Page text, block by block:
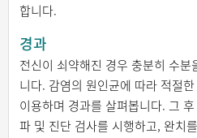
합니다.
경과
전신이 쇠약해진 경우 충분히 수
니다. 감염의 원인균에 따라 적절
이용하며 경과를 살펴봅니다. 그
파 및 진단 검사를 시행하고, 완치